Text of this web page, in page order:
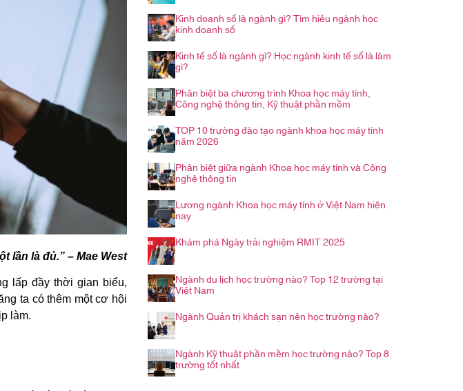
lần là đủ.” – Mae West
lấp đầy thời gian biểu,
ta có thêm một cơ hội
làm.
mắn cho con trong hành trình nghề nghiệp
Kinh doanh số là ngành gì? Tìm hiểu ngành học
kinh doanh số
Kinh tế số là ngành gì? Học ngành kinh tế số là làm
gì?
Phân biệt ba chương trình Khoa học máy tính,
Công nghệ thông tin, Kỹ thuật phần mềm
TOP 10 trường đào tạo ngành khoa học máy tính
năm 2026
Phân biệt giữa ngành Khoa học máy tính và Công
nghệ thông tin
Lương ngành Khoa học máy tính ở Việt Nam hiện
nay
Khám phá Ngày trải nghiệm RMIT 2025
Ngành du lịch học trường nào? Top 12 trường tại
Việt Nam
Ngành Quản trị khách sạn nên học trường nào?
Ngành Kỹ thuật phần mềm học trường nào? Top 8
trường tốt nhất